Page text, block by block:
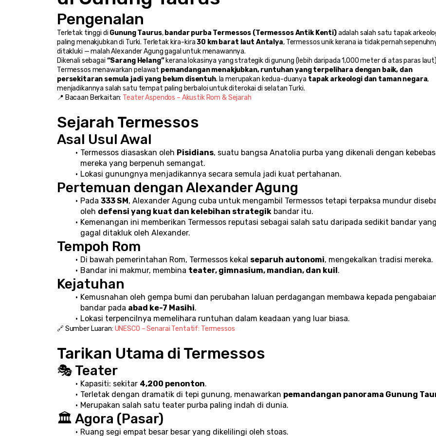
Pengenalan
Terletak tinggi di Gunung Taurus, bandar purba Termessos (Termessos Antik Kenti) adalah salah satu tapak
paling menakjubkan di Turki. Terletak kira-kira 30 km barat laut Antalya, Termessos unik kerana ia tidak pernah
ditakluki — malah Alexander Agung gagal untuk menawannya.
Dikenali sebagai “Sarang Helang” kerana lokasinya yang strategik di gunung (lebih daripada 1,000 meter di atas paras
Termessos menawarkan pelawat pemandangan menakjubkan, runtuhan yang terpelihara dengan baik, dan
persekitaran semula jadi yang belum disentuh. Ia merupakan kedua-duanya tapak arkeologi dan taman negara,
menjadikannya salah satu tempat paling berbaloi untuk diterokai di selatan Turki.
📍 Bacaan Berkaitan: Teater Aspendos – Akustik Rom & Sejarah
Sejarah Termessos
Asal Usul Awal
Termessos diasaskan oleh Pisidians, suatu bangsa Anatolia purba yang dikenali dengan
mereka yang berpenuh semangat.
Lokasi gunungnya menjadikannya secara semula jadi kuat pertahanan.
Pertemuan dengan Alexander Agung
Pada 333 SM, Alexander Agung cuba untuk mengambil Termessos tetapi terpaksa mundur
oleh defensi yang kuat dan kelebihan strategik bandar itu.
Kemenangan ini memberikan Termessos reputasi sebagai salah satu daripada sedikit bandar yang
gagal ditakluk oleh Alexander.
Tempoh Rom
Di bawah pemerintahan Rom, Termessos kekal separuh autonomi, mengekalkan tradisi mereka.
Bandar ini makmur, membina teater, gimnasium, mandian, dan kuil.
Kejatuhan
Kemusnahan oleh gempa bumi dan perubahan laluan perdagangan membawa kepada
bandar pada abad ke-7 Masihi.
Lokasi terpencilnya memelihara runtuhan dalam keadaan yang luar biasa.
🔗 Sumber Luaran: UNESCO – Senarai Tentatif: Termessos
Tarikan Utama di Termessos
🎭 Teater
Kapasiti: sekitar 4,200 penonton.
Terletak dengan dramatik di tepi gunung, menawarkan pemandangan panorama Gunung
Merupakan salah satu teater purba paling indah di dunia.
🏛️ Agora (Pasar)
Ruang segi empat besar besar yang dikelilingi oleh stoas.